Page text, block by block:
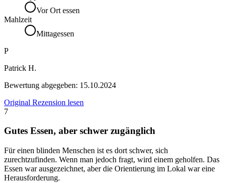
Vor Ort essen
Mahlzeit
Mittagessen
P
Patrick H.
Bewertung abgegeben: 15.10.2024
Original Rezension lesen
7
Gutes Essen, aber schwer zugänglich
Für einen blinden Menschen ist es dort schwer, sich
zurechtzufinden. Wenn man jedoch fragt, wird einem geholfen. Das
Essen war ausgezeichnet, aber die Orientierung im Lokal war eine
Herausforderung.